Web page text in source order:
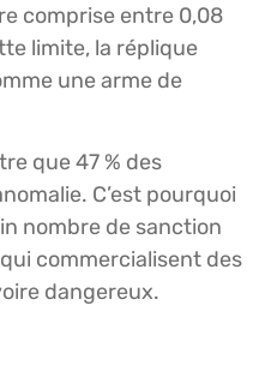
comprise entre 0,08
limite, la réplique
une arme de
que 47 % des
C’est pourquoi
nombre de sanction
commercialisent des
dangereux.